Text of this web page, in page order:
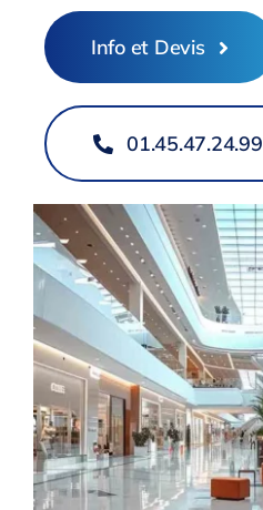
Info et Devis
01.45.47.24.99